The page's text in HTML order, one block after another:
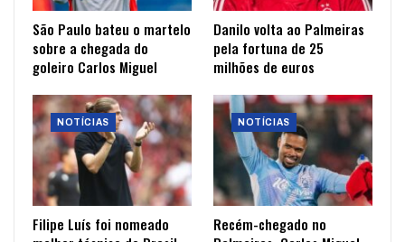
São Paulo bateu o martelo
sobre a chegada do
goleiro Carlos Miguel
Danilo volta ao Palmeiras
pela fortuna de 25
milhões de euros
NOTÍCIAS
Filipe Luís foi nomeado
NOTÍCIAS
Recém-chegado no